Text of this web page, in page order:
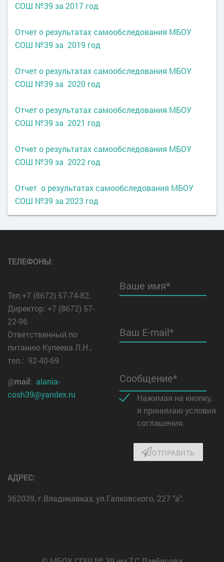
СОШ №39 за 2017 год
Отчет о результатах самообследования МБОУ
СОШ №39 за 2019 год
Отчет о результатах самообследования МБОУ
СОШ №39 за 2020 год
Отчет о результатах самообследования МБОУ
СОШ №39 за 2021 год
Отчет о результатах самообследования МБОУ
СОШ №39 за 2022 год
Отчет о результатах самообследования МБОУ
СОШ №39 за 2023 год
ТЕЛЕФОНЫ:
Тел:+7 (8672) 57-74-82,
Директор: +7 (8672) 57-
22-96
Ответственный по
питанию Купеева Л.Н.,
тел.: 92-40-69
@mail: alania-
cosh39@yandex.ru
Ваше имя*
Ваш E-mail*
Сообщение*
Нажимая на кнопку,
я принимаю условия
соглашения.
ОТПРАВИТЬ
АДРЕС:
362039, г.Владикавказ, ул.Галковского, 227 "а".